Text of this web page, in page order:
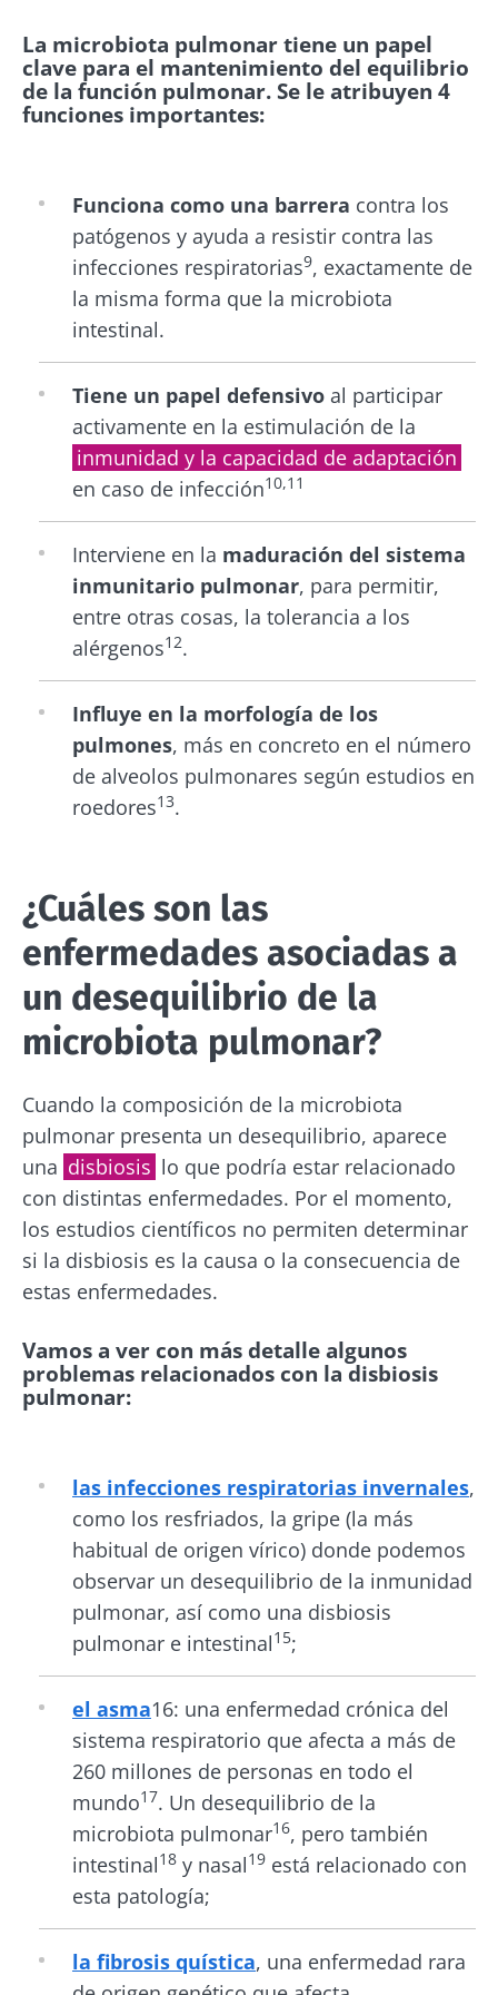
La microbiota pulmonar tiene un papel
clave para el mantenimiento del equilibrio
de la función pulmonar. Se le atribuyen 4
funciones importantes:
Funciona como una barrera contra los
patógenos y ayuda a resistir contra las
infecciones respiratorias9, exactamente de
la misma forma que la microbiota
intestinal.
Tiene un papel defensivo al participar
activamente en la estimulación de la
inmunidad y la capacidad de adaptación
en caso de infección10,11
Interviene en la maduración del sistema
inmunitario pulmonar, para permitir,
entre otras cosas, la tolerancia a los
alérgenos12.
Influye en la morfología de los
pulmones, más en concreto en el número
de alveolos pulmonares según estudios en
roedores13.
¿Cuáles son las
enfermedades asociadas a
un desequilibrio de la
microbiota pulmonar?
Cuando la composición de la microbiota
pulmonar presenta un desequilibrio, aparece
una disbiosis lo que podría estar relacionado
con distintas enfermedades. Por el momento,
los estudios científicos no permiten determinar
si la disbiosis es la causa o la consecuencia de
estas enfermedades.
Vamos a ver con más detalle algunos
problemas relacionados con la disbiosis
pulmonar:
las infecciones respiratorias invernales,
como los resfriados, la gripe (la más
habitual de origen vírico) donde podemos
observar un desequilibrio de la inmunidad
pulmonar, así como una disbiosis
pulmonar e intestinal15;
el asma16: una enfermedad crónica del
sistema respiratorio que afecta a más de
260 millones de personas en todo el
mundo17. Un desequilibrio de la
microbiota pulmonar16, pero también
intestinal18 y nasal19 está relacionado con
esta patología;
la fibrosis quística, una enfermedad rara
Redirección
Está a punto de ser redirigido y de dejar
nuestro sitio web.
Mantenerse informado
Únase a la comunidad de la microbiota y
reciba una vez al mes "The Essential" que le
permitirá mantenerse informado sobre la
microbiota
¡No se vaya tan rápido!
Únase a la comunidad de la microbiota y
reciba una vez al mes "The Essential" que le
permitirá mantenerse informado sobre la
microbiota
Me gustaría registrarme para recibir más
noticias de Biocodex
He leído y acepto las
de uso y lapolítica de protección de datosdel
Biocodex Microbiota Institute